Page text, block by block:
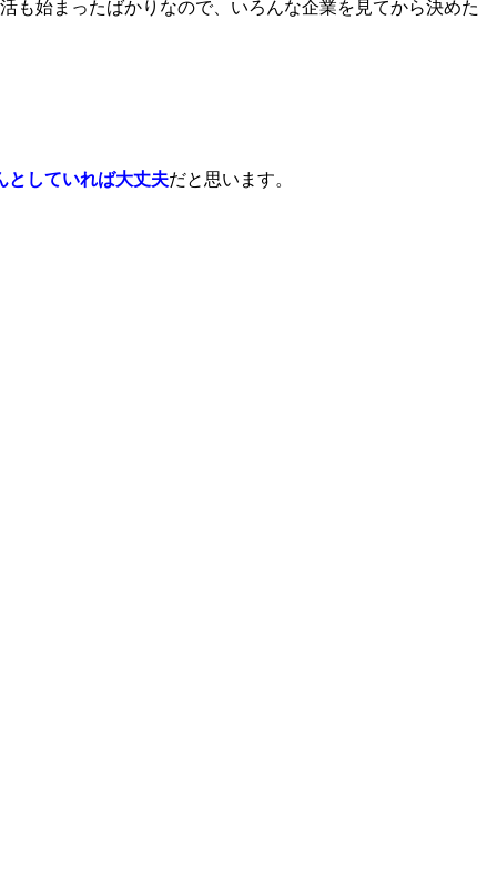
も始まったばかりなので、いろんな企業を見てから決めた
としていれば大丈夫だと思います。